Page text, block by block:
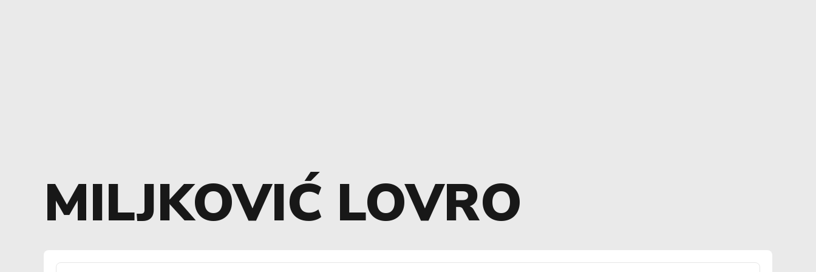
MILJKOVIĆ LOVRO